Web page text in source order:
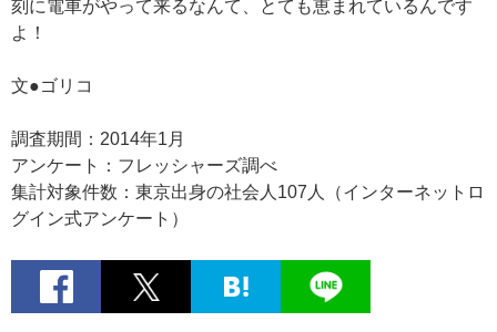
刻に電車がやって来るなんて、とても恵まれているんです
よ！
文●ゴリコ
調査期間：2014年1月
アンケート：フレッシャーズ調べ
集計対象件数：東京出身の社会人107人（インターネットロ
グイン式アンケート）